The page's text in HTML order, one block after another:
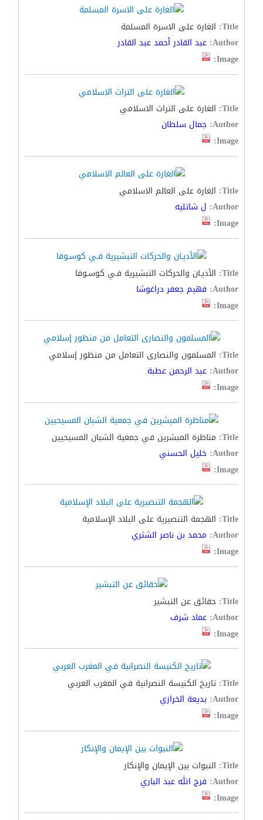
Title: الغارة على الاسرة المسلمة
Author: عبد القادر أحمد عبد القادر
Image:
Title: الغارة على التراث الاسلامي
Author: جمال سلطان
Image:
Title: الغارة على العالم الاسلامي
Author: ل شاتليه
Image:
Title: الأديـان والحركات التبشيرية فـي كوسـوفا
Author: فهيم جعفر دراغوشا
Image:
Title: المسلمون والنصارى التعامل من منظور إسلامي
Author: عبد الرحمن عطبة
Image:
Title: مناظرة المبشرين في جمعية الشبان المسيحيين
Author: خليل الحسني
Image:
Title: الهجمة التنصيرية على البلاد الإسلامية
Author: محمد بن ناصر الشثري
Image:
Title: حقائق عن التبشير
Author: عماد شرف
Image:
Title: تاريخ الكنيسة النصرانية في المغرب العربي
Author: بديعة الخرازي
Image:
Title: النبوات بين الإيمان والإنكار
Author: فرج الله عبد الباري
Image: